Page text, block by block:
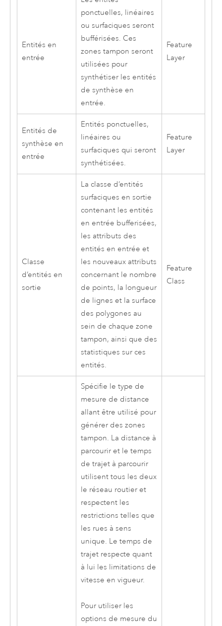
Entités en
entrée
ponctuelles, linéaires
ou surfaciques seront
bufférisées. Ces
zones tampon seront
utilisées pour
synthétiser les entités
de synthèse en
entrée.
Feature
Layer
Entités de
synthèse en
entrée
Entités ponctuelles,
linéaires ou
surfaciques qui seront
synthétisées.
Feature
Layer
Classe
d’entités en
sortie
La classe d’entités
surfaciques en sortie
contenant les entités
en entrée bufferisées,
les attributs des
entités en entrée et
les nouveaux attributs
concernant le nombre
de points, la longueur
de lignes et la surface
des polygones au
sein de chaque zone
tampon, ainsi que des
statistiques sur ces
entités.
Feature
Class
Spécifie le type de
mesure de distance
allant être utilisé pour
générer des zones
tampon. La distance à
parcourir et le temps
de trajet à parcourir
utilisent tous les deux
le réseau routier et
respectent les
restrictions telles que
les rues à sens
unique. Le temps de
trajet respecte quant
à lui les limitations de
vitesse en vigueur.
Pour utiliser les
options de mesure du